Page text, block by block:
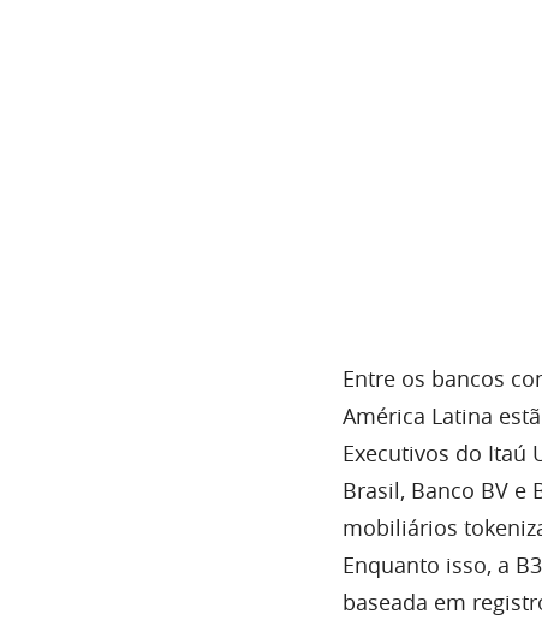
Entre os bancos
América Latina
Executivos do Itaú
Brasil, Banco BV e
mobiliários
Enquanto isso, a
baseada em